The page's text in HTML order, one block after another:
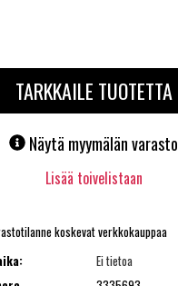
TARKKAILE TUOTETTA
Näytä myymälän varasto
Lisää toivelistaan
koskevat verkkokauppaa
Ei tietoa